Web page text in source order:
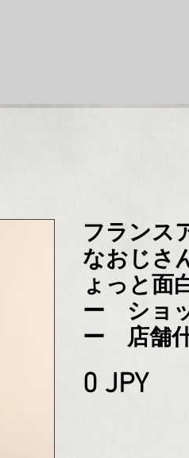
フラン
なおじ
ょっと面
ー ショ
ー 店舗
0 JPY